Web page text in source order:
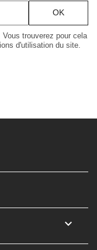
trouverez pour cela
d'utilisation du site.
